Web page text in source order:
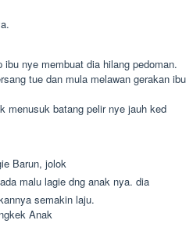
nye membuat dia hilang pedoman.
tue dan mula melawan gerakan ibu
menusuk batang pelir nye jauh ked
Barun, jolok
malu lagie dng anak nya. dia
semakin laju.
Anak